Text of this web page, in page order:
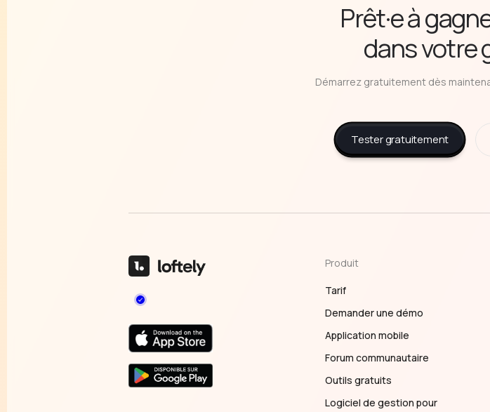
Prêt·e à
dans votre
Démarrez gratuitement dès
Tester gratuitement
Produit
Tarif
Demander une démo
Application mobile
Forum communautaire
Outils gratuits
Logiciel de gestion pour